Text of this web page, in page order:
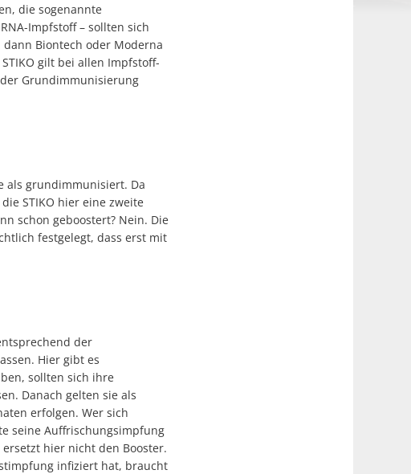
die sogenannte
Impfstoff – sollten sich
Biontech oder Moderna
gilt bei allen Impfstoff-
Grundimmunisierung
als grundimmunisiert. Da
STIKO hier eine zweite
schon geboostert? Nein. Die
festgelegt, dass erst mit
der
Hier gibt es
sollten sich ihre
Danach gelten sie als
erfolgen. Wer sich
seine Auffrischungsimpfung
hier nicht den Booster.
infiziert hat, braucht